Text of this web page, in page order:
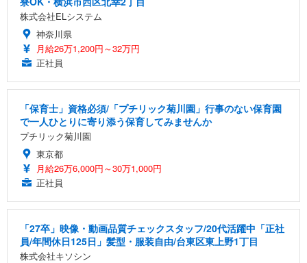
株式会社ELシステム
神奈川県
月給26万1,200円～32万円
正社員
「保育士」資格必須/「プチリック菊川園」行事のない保育園
で一人ひとりに寄り添う保育してみませんか
プチリック菊川園
東京都
月給26万6,000円～30万1,000円
正社員
「27卒」映像・動画品質チェックスタッフ/20代活躍中「正社
員/年間休日125日」髪型・服装自由/台東区東上野1丁目
株式会社キソシン